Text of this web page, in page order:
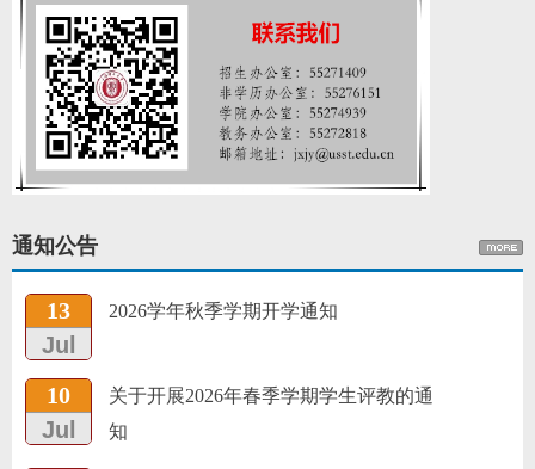
通知公告
13
Jul
2026学年秋季学期开学通知
10
Jul
关于开展2026年春季学期学生评教的通
知